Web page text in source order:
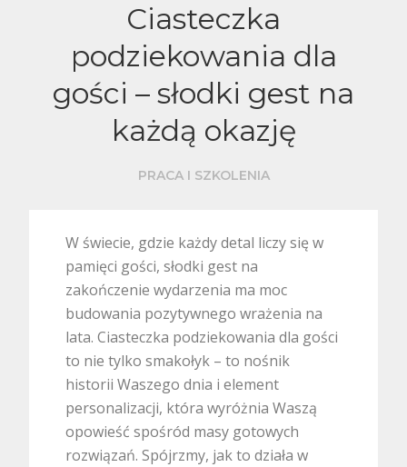
Ciasteczka
podziekowania dla
gości – słodki gest na
każdą okazję
PRACA I SZKOLENIA
W świecie, gdzie każdy detal liczy się w
pamięci gości, słodki gest na
zakończenie wydarzenia ma moc
budowania pozytywnego wrażenia na
lata. Ciasteczka podziekowania dla gości
to nie tylko smakołyk – to nośnik
historii Waszego dnia i element
personalizacji, która wyróżnia Waszą
opowieść spośród masy gotowych
rozwiązań. Spójrzmy, jak to działa w